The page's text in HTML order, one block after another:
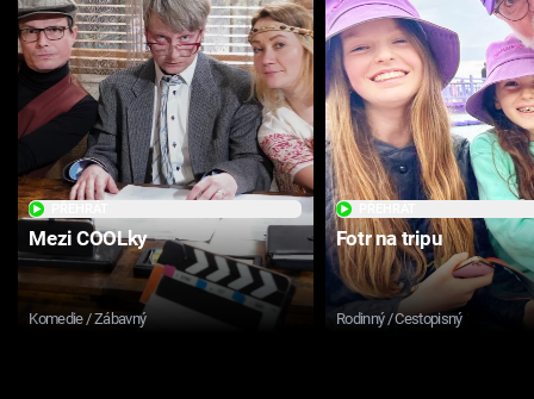
Mezi COOLky
Komedie / Zábavný
Fotr na tripu
Rodinný / Cestopisný